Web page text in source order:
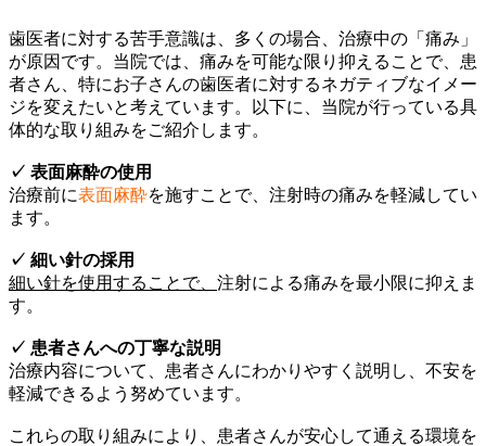
歯医者に対する苦手意識は、多くの場合、治療中の「痛み」
が原因です。当院では、痛みを可能な限り抑えることで、患
者さん、特にお子さんの歯医者に対するネガティブなイメー
ジを変えたいと考えています。以下に、当院が行っている具
体的な取り組みをご紹介します。
✓ 表面麻酔の使用
治療前に表面麻酔を施すことで、注射時の痛みを軽減してい
ます。
✓ 細い針の採用
細い針を使用することで、 注射による痛みを最小限に抑えま
す。
✓ 患者さんへの丁寧な説明
治療内容について、患者さんにわかりやすく説明し、不安を
軽減できるよう努めています。
これらの取り組みにより、患者さんが安心して通える環境を